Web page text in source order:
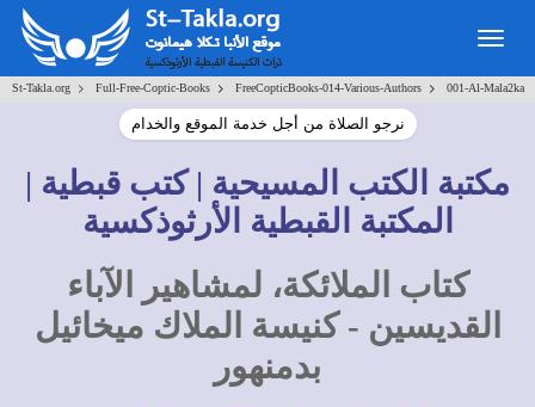
St-Takla.org> Full-Free-Coptic-Books> FreeCopticBooks-014-Various-Authors> 001-Al-Mala2ka
نرجو الصلاة من أجل خدمة الموقع والخدام
مكتبة الكتب المسيحية | كتب قبطية |
المكتبة القبطية الأرثوذكسية
كتاب الملائكة، لمشاهير الآباء
القديسين - كنيسة الملاك ميخائيل
بدمنهور